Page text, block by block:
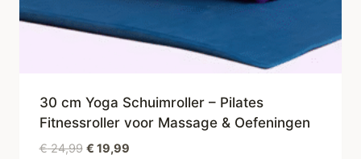
30 cm Yoga Schuimroller – Pilates
Fitnessroller voor Massage & Oefeningen
€24,99 Oorspronkelijke
€ 19,99Huidige